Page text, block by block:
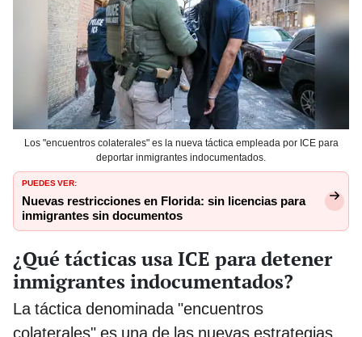
Los "encuentros colaterales" es la nueva táctica empleada por ICE para
deportar inmigrantes indocumentados.
PUEDES VER:
Nuevas restricciones en Florida: sin licencias para
inmigrantes sin documentos
¿Qué tácticas usa ICE para detener
inmigrantes indocumentados?
La táctica denominada "encuentros